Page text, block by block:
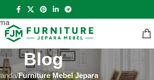
Blog
/Furniture Mebel Jepara